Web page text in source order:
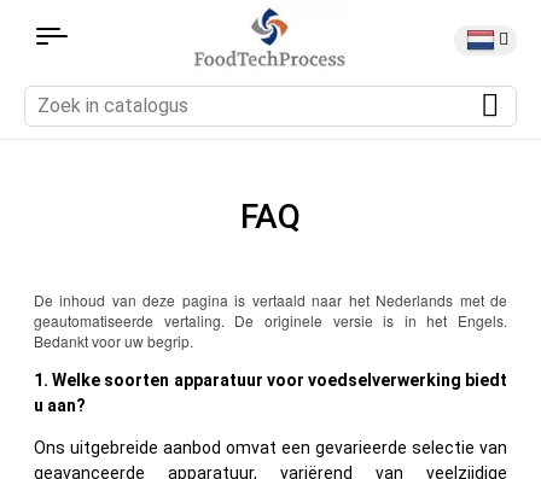
FAQ
De inhoud van deze pagina is vertaald naar het Nederlands met de
geautomatiseerde vertaling. De originele versie is in het Engels.
Bedankt voor uw begrip.
1. Welke soorten apparatuur voor voedselverwerking biedt
u aan?
Ons uitgebreide aanbod omvat een gevarieerde selectie van
geavanceerde apparatuur, variërend van veelzijdige